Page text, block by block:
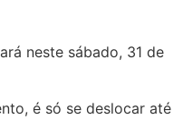
neste sábado, 31 de
é só se deslocar até